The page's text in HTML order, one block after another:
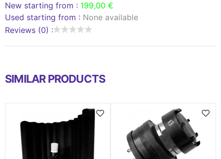
New starting from : 199,00 €
Used starting from : None available
Reviews (0) :
SIMILAR PRODUCTS